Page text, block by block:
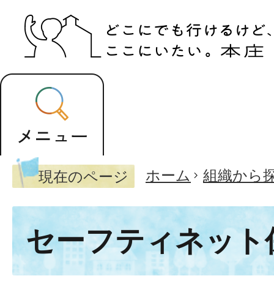
現在のページ ホーム 組織から
セーフティネット